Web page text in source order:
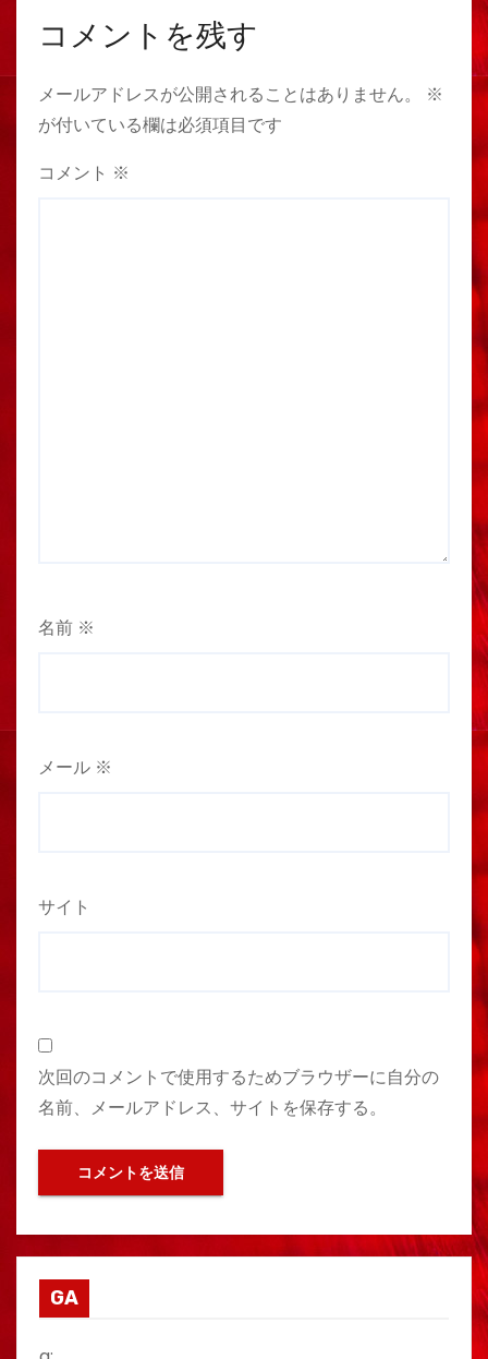
コメントを残す
メールアドレスが公開されることはありません。
※
が付いている欄は必須項目です
コメント ※
名前 ※
メール ※
サイト
次回のコメントで使用するためブラウザーに自分の
名前、メールアドレス、サイトを保存する。
GA